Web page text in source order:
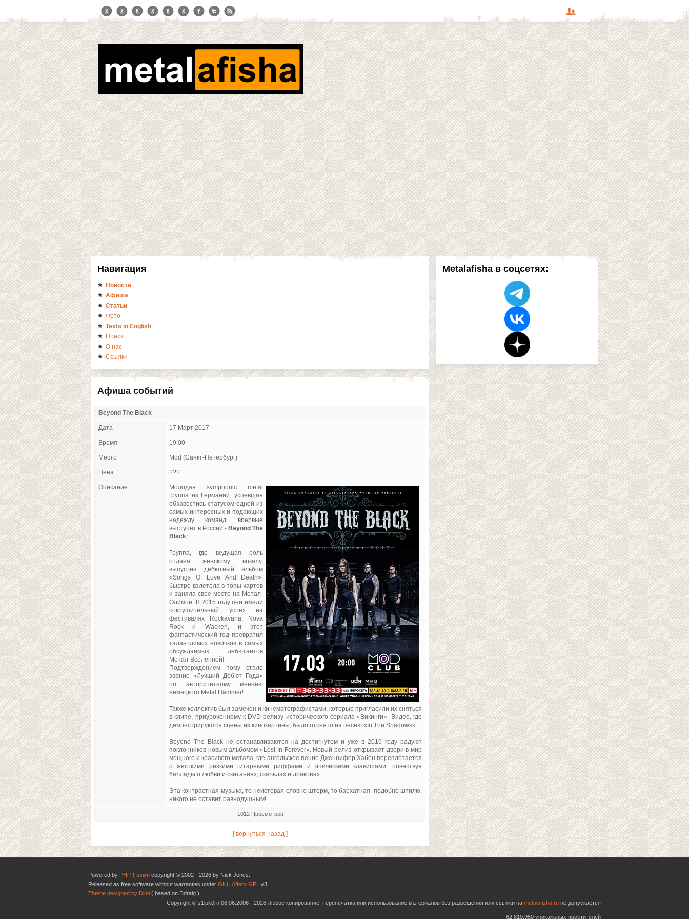
Metalafisha в соцсетях:
Навигация
Новости
Афиша
Статьи
Фото
Texts in English
Поиск
О нас
Ссылки
Афиша событий
Beyond The Black
Дата 17 Март 2017
Время 19:00
Место Mod (Санкт-Петербург)
Цена ???
Описание
Молодая symphonic metal
группа из Германии, успевшая
обзавестись статусом одной из
самых интересных и подающих
надежду команд, впервые
выступит в России - Beyond The
Black!
Группа, где ведущая роль
отдана женскому вокалу,
выпустив дебютный альбом
«Songs Of Love And Death»,
быстро взлетела в топы чартов
и заняла свое место на Метал-
Олимпе. В 2015 году они имели
сокрушительный успех на
фестивалях Rockavaria, Nova
Rock и Wacken, и этот
фантастический год превратил
талантливых новичков в самых
обсуждаемых дебютантов
Метал-Вселенной!
Подтверждением тому стало
звание «Лучший Дебют Года»
по авторитетному мнению
немецкого Metal Hammer!
Также коллектив был замечен и кинематографистами, которые пригласили их сняться
в клипе, приуроченному к DVD-релизу исторического сериала «Викинги». Видео, где
демонстрируются сцены из кинокартины, было отснято на песню «In The Shadows».
Beyond The Black не останавливаются на достигнутом и уже в 2016 году радуют
поклонников новым альбомом «Lost In Forever». Новый релиз открывает двери в мир
мощного и красивого метала, где ангельское пение Дженнифер Хабен переплетается
с жесткими резкими гитарными риффами и эпическими клавишами, повествуя
баллады о любви и скитаниях, скальдах и драконах.
Эта контрастная музыка, то неистовая словно шторм, то бархатная, подобно штилю,
никого не оставит равнодушным!
1012 Просмотров
[ вернуться назад ]
Powered by PHP-Fusion copyright © 2002 - 2026 by Nick Jones.
Released as free software without warranties under GNU Affero GPL v3.
Theme designed by Dimi ( based on Ddraig )
Copyright © s1ipk0rn 06.06.2006 - 2026 Любое копирование, перепечатка или использование материалов без разрешения или ссылки на metalafisha.ru не допускается
62,810,950 уникальных посетителей